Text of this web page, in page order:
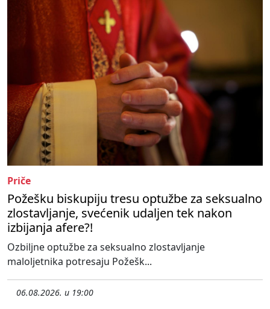
Priče
Požešku biskupiju tresu optužbe za seksualno
zlostavljanje, svećenik udaljen tek nakon
izbijanja afere?!
Ozbiljne optužbe za seksualno zlostavljanje
maloljetnika potresaju Požešk...
06.08.2026. u 19:00